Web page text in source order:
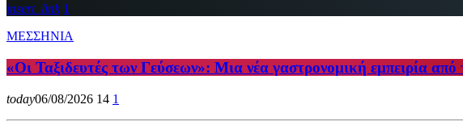
insert_link 1
ΜΕΣΣΗΝΙΑ
«Οι Ταξιδευτές των Γεύσεων»: Μια νέα γαστρονομική εμπειρία
today06/08/2026 14 1